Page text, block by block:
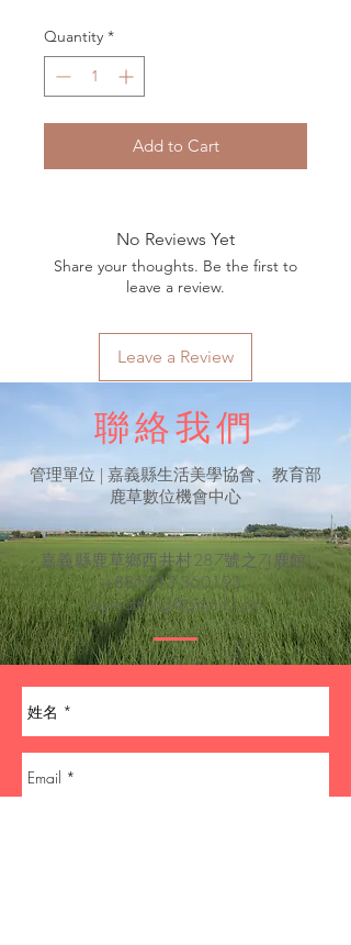
Quantity *
Add to Cart
No Reviews Yet
Share your thoughts. Be the first to
leave a review.
Leave a Review
聯絡我們
​管理單位 | 嘉義縣生活美學協會、教育部
鹿草數位機會中心
- 嘉義縣鹿草鄉西井村287號之7(鹿館) -
+886933-360193
lsgreatthing@gmail.com